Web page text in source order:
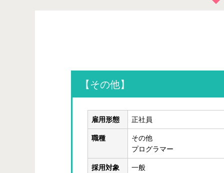
【その他】
雇用形態 正社員
職種
その他
プログラマー
採用対象 一般